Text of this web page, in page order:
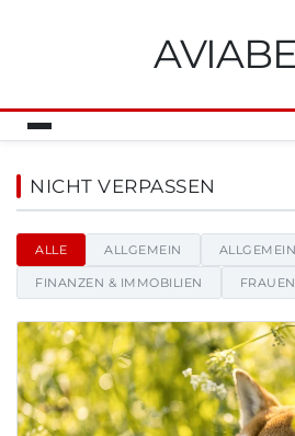
Aviabelt -
NICHT VERPASSEN
ALLE ALLGEMEIN
FINANZEN & IMMOBILIEN